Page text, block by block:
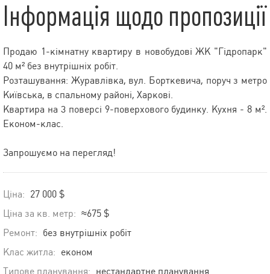
Інформація щодо пропозиції
Продаю 1-кімнатну квартиру в новобудові ЖК "Гідропарк"
40 м² без внутрішніх робіт.
Розташування: Журавлівка, вул. Борткевича, поруч з метро
Київська, в спальному районі, Харкові.
Квартира на 3 поверсі 9-поверхового будинку. Кухня - 8 м².
Економ-клас.
Запрошуємо на перегляд!
Ціна: 27 000 $
Ціна за кв. метр: ≈675 $
Ремонт: без внутрішніх робіт
Клас житла: економ
Типове планування: нестандартне планування